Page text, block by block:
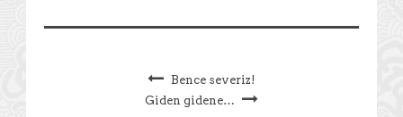
Bence severiz!
Giden gidene…